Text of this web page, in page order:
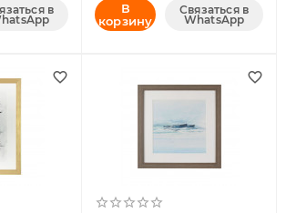
в
В
корзину
Связаться в
WhatsApp